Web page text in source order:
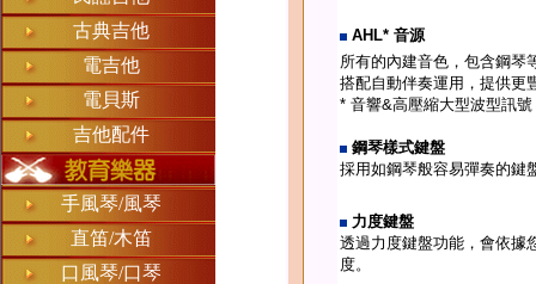
古典吉他
電吉他
電貝斯
吉他配件
手風琴/風琴
直笛/木笛
口風琴/口琴
AHL* 音源
所有的內建音色，包含鋼琴
搭配自動伴奏運用，提供更
* 音響&高壓縮大型波型訊
鋼琴樣式鍵盤
採用如鋼琴般容易彈奏的鍵
力度鍵盤
透過力度鍵盤功能，會依據
度。